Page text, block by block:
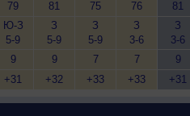
79
Ю-З
5-9
9
+31
81
З
5-9
9
+32
75
З
5-9
7
+33
76
З
3-6
7
+33
81
З
3-6
9
+31